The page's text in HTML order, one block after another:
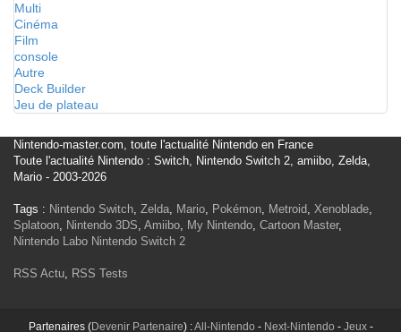
Multi
Cinéma
Film
console
Autre
Deck Builder
Jeu de plateau
Nintendo-master.com, toute l'actualité Nintendo en France
Toute l'actualité Nintendo : Switch, Nintendo Switch 2, amiibo, Zelda,
Mario - 2003-2026
Tags : Nintendo Switch, Zelda, Mario, Pokémon, Metroid, Xenoblade,
Splatoon, Nintendo 3DS, Amiibo, My Nintendo, Cartoon Master,
Nintendo Labo Nintendo Switch 2
RSS Actu, RSS Tests
Partenaires (Devenir Partenaire) :All-Nintendo - Next-Nintendo - Jeux-